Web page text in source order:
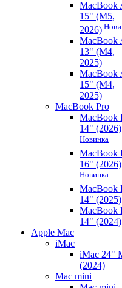
MacBook
15" (M5,
2026)
MacBook
13" (M4,
2025)
MacBook
15" (M4,
2025)
MacBook Pro
MacBook
14" (2026)
Новинка
MacBook
16" (2026)
Новинка
MacBook
14" (2025)
MacBook
14" (2024)
Apple Mac
iMac
iMac 24"
(2024)
Mac mini